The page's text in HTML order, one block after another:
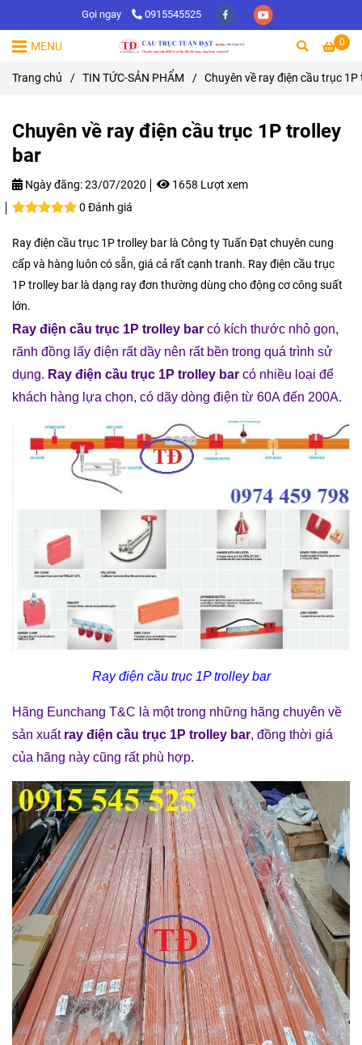
Gọi ngay 0915545525
0
MENU
Trang chủ / TIN TỨC-SẢN PHẨM / Chuyên về ray điện cầu trục
Chuyên về ray điện cầu trục 1P trolley
bar
Ngày đăng:23/07/2020
1658 Lượt xem
0 Đánh giá
Ray điện cầu trục 1P trolley bar là Công ty Tuấn Đạt chuyên cung
cấp và hàng luôn có sẵn, giá cả rất cạnh tranh. Ray điện cầu trục
1P trolley bar là dạng ray đơn thường dùng cho động cơ công suất
lớn.
Ray điện cầu trục 1P trolley bar có kích thước nhỏ gọn,
rãnh đồng lấy điện rất dầy nên rất bền trong quá trình sử
dụng. Ray điện cầu trục 1P trolley bar có nhiều loại để
khách hàng lựa chọn, có dãy dòng điện từ 60A đến 200A.
Ray điện cầu trục 1P trolley bar
Hãng Eunchang T&C là một trong những hãng chuyên về
sản xuất ray điện cầu trục 1P trolley bar, đồng thời giá
của hãng này cũng rất phù hợp.